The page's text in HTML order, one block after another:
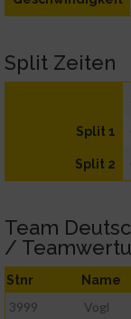
Split Zeiten
Split 1
Split 2
Team
/
Stnr Name
3999 Vogl